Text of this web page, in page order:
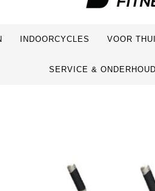
INDOORCYCLES VOOR
SERVICE & ONDERHOUD